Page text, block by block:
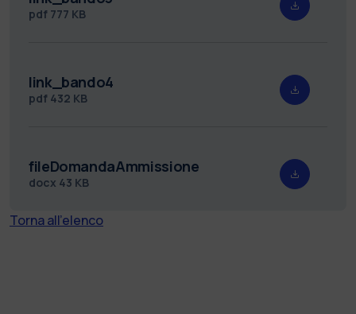
pdf 777 KB
link_bando4
pdf 432 KB
fileDomandaAmmissione
docx 43 KB
Torna all'elenco